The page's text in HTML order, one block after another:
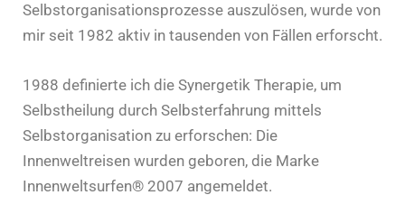
Selbstorganisationsprozesse auszulösen, wurde von
mir seit 1982 aktiv in tausenden von Fällen erforscht.
1988 definierte ich die Synergetik Therapie, um
Selbstheilung durch Selbsterfahrung mittels
Selbstorganisation zu erforschen: Die
Innenweltreisen wurden geboren, die Marke
Innenweltsurfen® 2007 angemeldet.